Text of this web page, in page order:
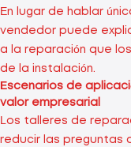
En lugar de hablar
vendedor puede
a la reparación que
de la instalación.
Escenarios de
valor empresarial
Los talleres de
reducir las preguntas